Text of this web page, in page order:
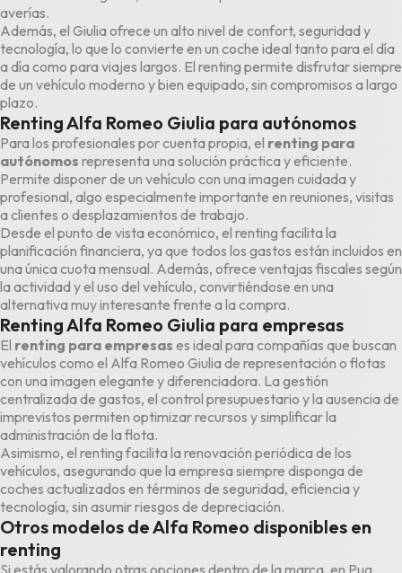
averías.
Además, el Giulia ofrece un alto nivel de confort, seguridad y
tecnología, lo que lo convierte en un coche ideal tanto para el día
a día como para viajes largos. El renting permite disfrutar siempre
de un vehículo moderno y bien equipado, sin compromisos a largo
plazo.
Renting Alfa Romeo Giulia para autónomos
Para los profesionales por cuenta propia, el renting para
autónomos representa una solución práctica y eficiente.
Permite disponer de un vehículo con una imagen cuidada y
profesional, algo especialmente importante en reuniones, visitas
a clientes o desplazamientos de trabajo.
Desde el punto de vista económico, el renting facilita la
planificación financiera, ya que todos los gastos están incluidos en
una única cuota mensual. Además, ofrece ventajas fiscales según
la actividad y el uso del vehículo, convirtiéndose en una
alternativa muy interesante frente a la compra.
Renting Alfa Romeo Giulia para empresas
El renting para empresas es ideal para compañías que buscan
vehículos como el Alfa Romeo Giulia de representación o flotas
con una imagen elegante y diferenciadora. La gestión
centralizada de gastos, el control presupuestario y la ausencia de
imprevistos permiten optimizar recursos y simplificar la
administración de la flota.
Asimismo, el renting facilita la renovación periódica de los
vehículos, asegurando que la empresa siempre disponga de
coches actualizados en términos de seguridad, eficiencia y
tecnología, sin asumir riesgos de depreciación.
Otros modelos de Alfa Romeo disponibles en
renting
Si estás valorando otras opciones dentro de la marca, en Pug